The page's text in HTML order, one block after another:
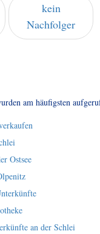
kein
Nachfolger
am häufigsten
Ostsee
an der Schlei